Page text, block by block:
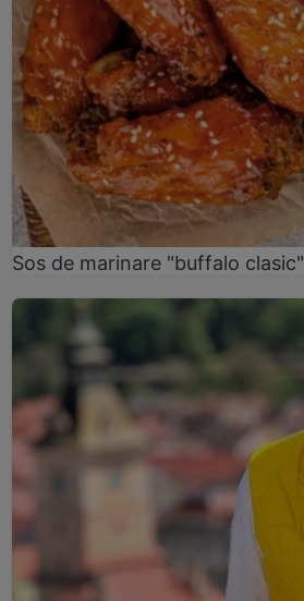
Sos de marinare "buffalo clasic"